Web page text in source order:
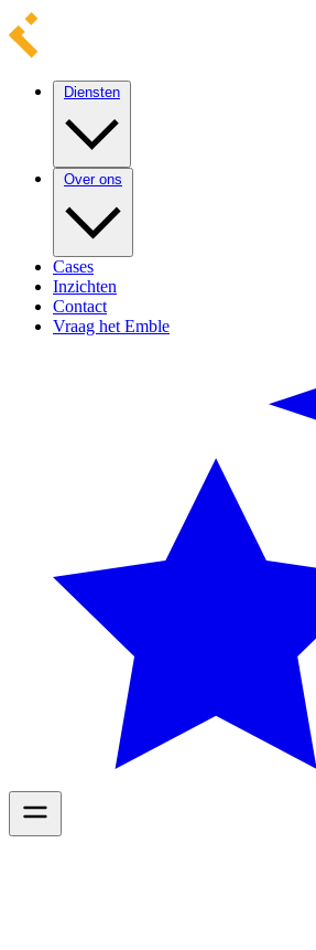
Diensten
Over ons
Cases
Inzichten
Contact
Vraag het Emble